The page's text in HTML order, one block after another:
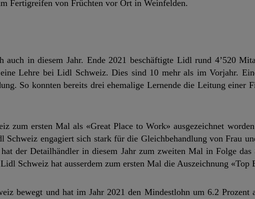
Fertigreifen von Früchten vor Ort in Weinfelden.
auch in diesem Jahr. Ende 2021 beschäftigte Lidl rund 4’520
Lehre bei Lidl Schweiz. Dies sind 10 mehr als im Vorjahr.
So konnten bereits drei ehemalige Lernende die Leitung einer
zum ersten Mal als «Great Place to Work» ausgezeichnet
engagiert sich stark für die Gleichbehandlung von Frau
der Detailhändler in diesem Jahr zum zweiten Mal in Folge
Schweiz hat ausserdem zum ersten Mal die Auszeichnung «Top
bewegt und hat im Jahr 2021 den Mindestlohn um 6.2 Prozent